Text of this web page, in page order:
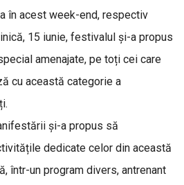
în acest week-end, respectiv
15 iunie, festivalul și-a propus
amenajate, pe toți cei care
cu această categorie a
și-a propus să
dedicate celor din această
într-un program divers, antrenant